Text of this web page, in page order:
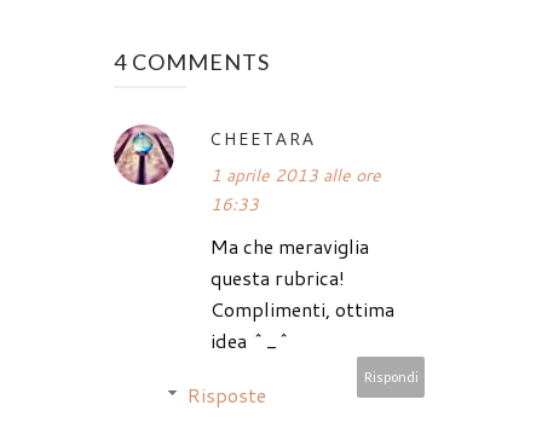
4 COMMENTS
CHEETARA
1 aprile 2013 alle ore
16:33
Ma che meraviglia
questa rubrica!
Complimenti, ottima
idea ^_^
Rispondi
Risposte